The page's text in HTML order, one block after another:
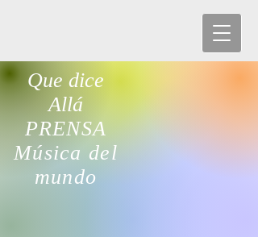
Que dice
Allá
PRENSA
Música del
mundo